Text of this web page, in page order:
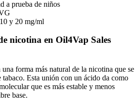
a prueba de niños
y 20 mg/ml
nicotina en Oil4Vap Sales
forma más natural de la nicotina que se
tabaco. Esta unión con un ácido da como
que es más estable y menos
base.